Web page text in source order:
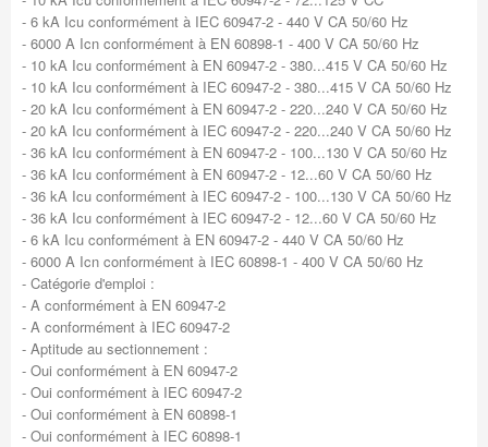
- 6 kA Icu conformément à IEC 60947-2 - 440 V CA 50/60 Hz
- 6000 A Icn conformément à EN 60898-1 - 400 V CA 50/60 Hz
- 10 kA Icu conformément à EN 60947-2 - 380...415 V CA 50/60 Hz
- 10 kA Icu conformément à IEC 60947-2 - 380...415 V CA 50/60 Hz
- 20 kA Icu conformément à EN 60947-2 - 220...240 V CA 50/60 Hz
- 20 kA Icu conformément à IEC 60947-2 - 220...240 V CA 50/60 Hz
- 36 kA Icu conformément à EN 60947-2 - 100...130 V CA 50/60 Hz
- 36 kA Icu conformément à EN 60947-2 - 12...60 V CA 50/60 Hz
- 36 kA Icu conformément à IEC 60947-2 - 100...130 V CA 50/60 Hz
- 36 kA Icu conformément à IEC 60947-2 - 12...60 V CA 50/60 Hz
- 6 kA Icu conformément à EN 60947-2 - 440 V CA 50/60 Hz
- 6000 A Icn conformément à IEC 60898-1 - 400 V CA 50/60 Hz
- Catégorie d'emploi :
- A conformément à EN 60947-2
- A conformément à IEC 60947-2
- Aptitude au sectionnement :
- Oui conformément à EN 60947-2
- Oui conformément à IEC 60947-2
- Oui conformément à EN 60898-1
- Oui conformément à IEC 60898-1